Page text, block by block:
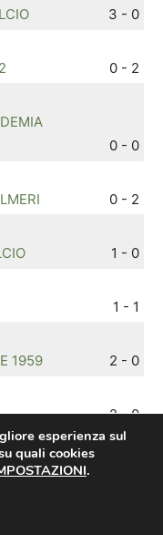
3 - 0
0 - 2
0 - 0
0 - 2
1 - 0
1 - 1
1959
2 - 0
2 - 0
90011
esperienza sul
quali cookies
.